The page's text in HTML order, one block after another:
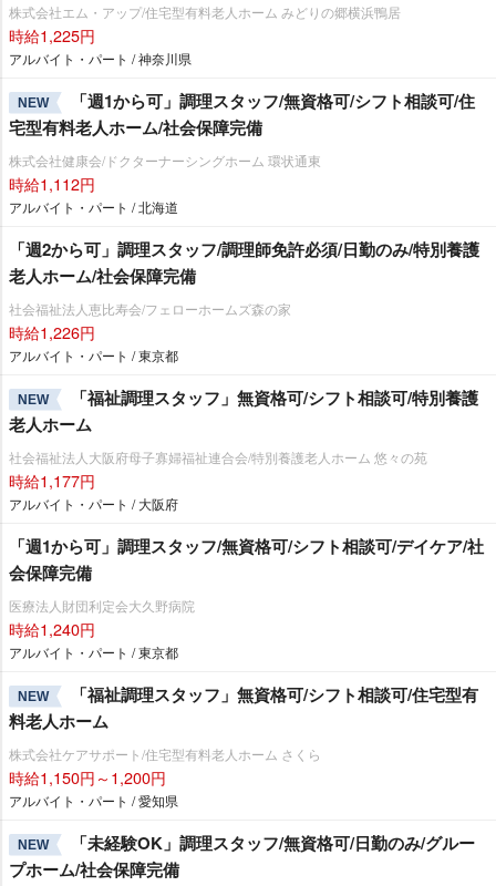
株式会社エム・アップ/住宅型有料老人ホーム みどりの郷横浜鴨居
時給1,225円
アルバイト・パート / 神奈川県
NEW
「週1から可」調理スタッフ/無資格可/シフト相談可/住
宅型有料老人ホーム/社会保障完備
株式会社健康会/ドクターナーシングホーム 環状通東
時給1,112円
アルバイト・パート / 北海道
「週2から可」調理スタッフ/調理師免許必須/日勤のみ/特別養護
老人ホーム/社会保障完備
社会福祉法人恵比寿会/フェローホームズ森の家
時給1,226円
アルバイト・パート / 東京都
NEW
「福祉調理スタッフ」無資格可/シフト相談可/特別養護
老人ホーム
社会福祉法人大阪府母子寡婦福祉連合会/特別養護老人ホーム 悠々の苑
時給1,177円
アルバイト・パート / 大阪府
「週1から可」調理スタッフ/無資格可/シフト相談可/デイケア/社
会保障完備
医療法人財団利定会大久野病院
時給1,240円
アルバイト・パート / 東京都
NEW
「福祉調理スタッフ」無資格可/シフト相談可/住宅型有
料老人ホーム
株式会社ケアサポート/住宅型有料老人ホーム さくら
時給1,150円～1,200円
アルバイト・パート / 愛知県
NEW
「未経験OK」調理スタッフ/無資格可/日勤のみ/グルー
プホーム/社会保障完備